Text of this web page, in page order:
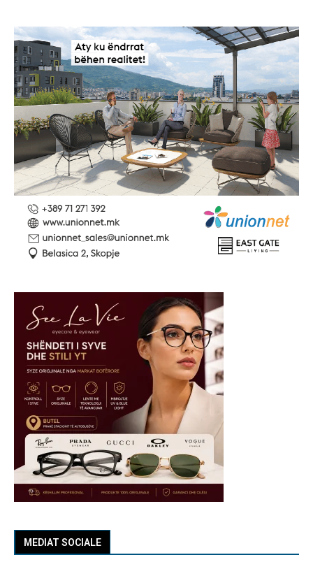
MEDIAT SOCIALE